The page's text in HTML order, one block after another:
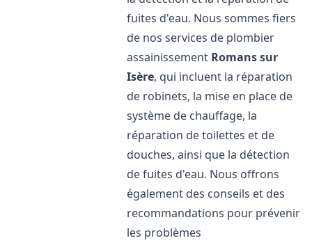
fuites d'eau. Nous sommes fiers
de nos services de plombier
assainissement Romans sur
Isère, qui incluent la réparation
de robinets, la mise en place de
système de chauffage, la
réparation de toilettes et de
douches, ainsi que la détection
de fuites d'eau. Nous offrons
également des conseils et des
recommandations pour prévenir
les problèmes